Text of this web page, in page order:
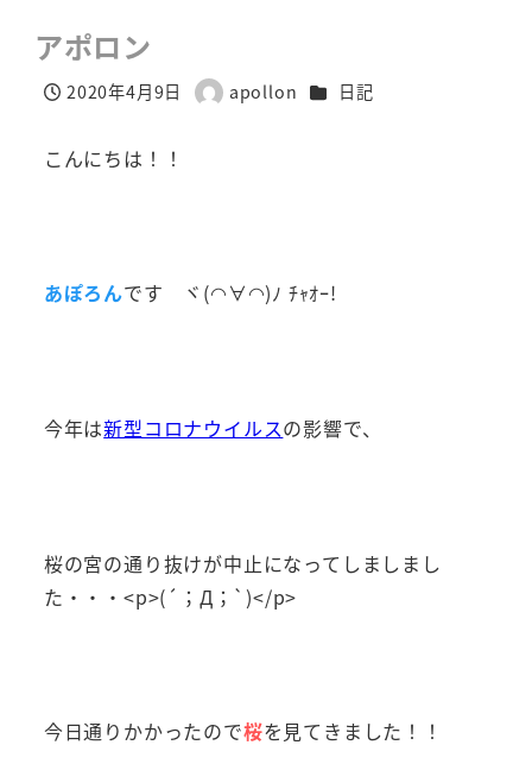
アポロン
投稿日
2020年4月9日
著
apollon カテゴリー
日記
こんにちは！！
あぽろんです ヾ(◠∀◠)ﾉ ﾁｬｵｰ!
今年は新型コロナウイルスの影響で、
桜の宮の通り抜けが中止になってしましまし
た・・・<p>(´；Д；`)</p>
今日通りかかったので桜を見てきました！！